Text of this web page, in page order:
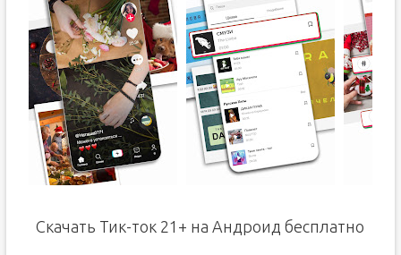
Скачать Тик-ток 21+ на Андроид бесплатно